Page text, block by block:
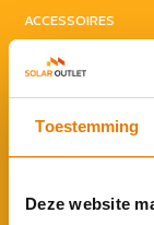
Toestemming
Deze website
ACCESSOIRES